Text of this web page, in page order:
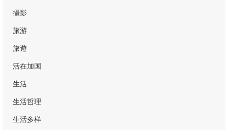
攝影
旅游
旅遊
活在加国
生活
生活哲理
生活多样